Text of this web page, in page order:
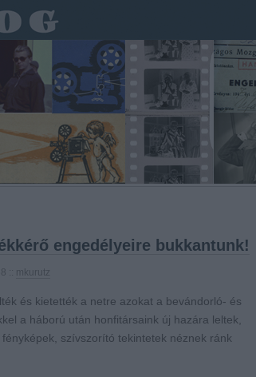
engedélyeire bukkantunk!
:: mkurutz
és kietették a netre azokat a bevándorló- és
a háború után honfitársaink új hazára leltek,
szívszorító tekintetek néznek ránk